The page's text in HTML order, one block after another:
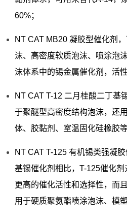
60%；
NT CAT MB20 凝胶型催化剂
沫、高密度软质泡沫、喷涂泡
沫体系中的锡金属催化剂，活
NT CAT T-12 二月桂酸二丁基
于聚醚型高密度结构泡沫，还
体、胶黏剂、室温固化硅橡胶等
NT CAT T-125 有机锡类强凝
基锡催化剂相比，T-125催化
更高的催化活性和选择性，而
用于硬质聚氨酯喷涂泡沫、模